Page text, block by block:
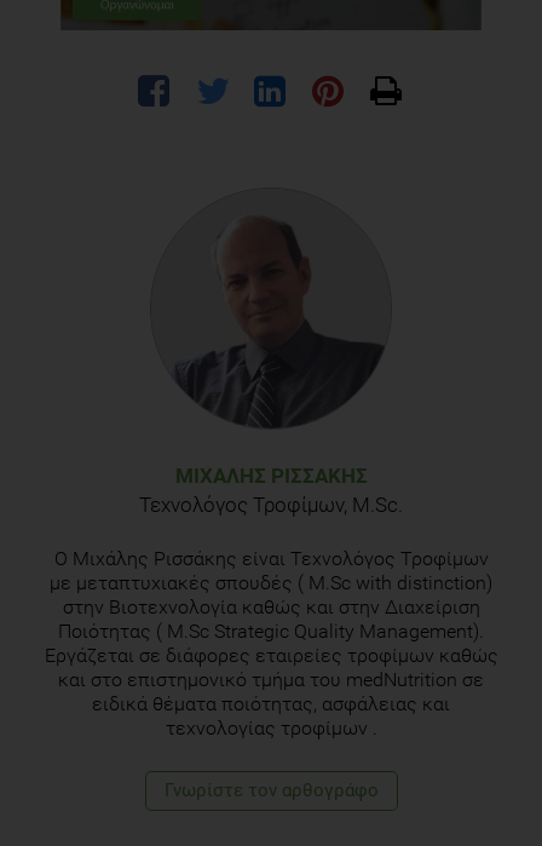
ΜΙΧΆΛΗΣ ΡΙΣΣΆΚΗΣ
Τεχνολόγος Τροφίμων, M.Sc.
Ο Μιχάλης Ρισσάκης είναι Τεχνολόγος Τροφίμων
με μεταπτυχιακές σπουδές ( M.Sc with distinction)
στην Βιοτεχνολογία καθώς και στην Διαχείριση
Ποιότητας ( M.Sc Strategic Quality Management).
Εργάζεται σε διάφορες εταιρείες τροφίμων καθώς
και στο επιστημονικό τμήμα του medNutrition σε
ειδικά θέματα ποιότητας, ασφάλειας και
τεχνολογίας τροφίμων .
Γνωρίστε τoν αρθογράφο